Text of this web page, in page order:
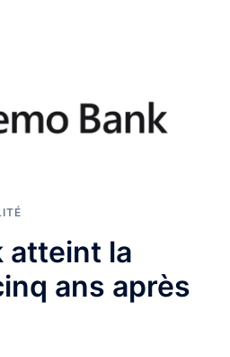
atteint la
ans après